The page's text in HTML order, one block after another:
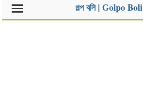
গল্প বলি | Golpo Boli